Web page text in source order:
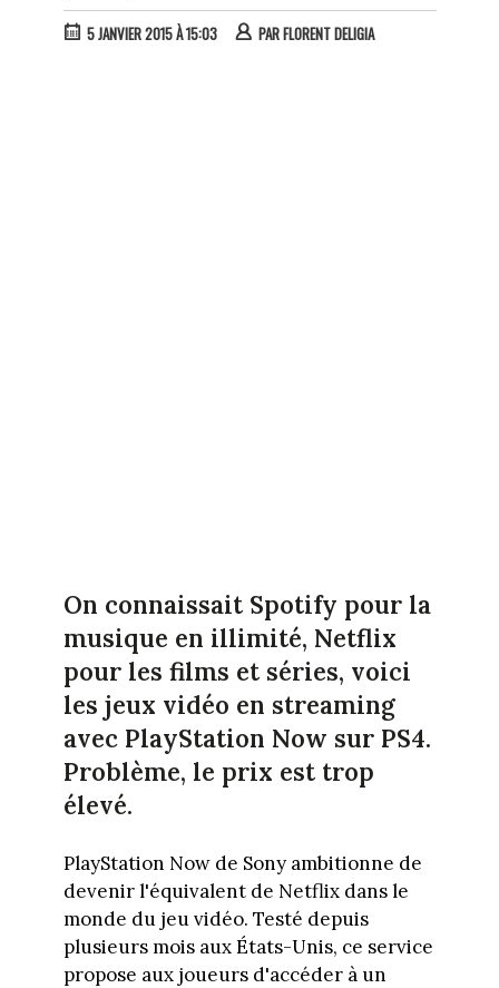
5 JANVIER 2015 À 15:03 PARFLORENT DELIGIA
On connaissait Spotify pour la
musique en illimité, Netflix
pour les films et séries, voici
les jeux vidéo en streaming
avec PlayStation Now sur PS4.
Problème, le prix est trop
élevé.
PlayStation Now de Sony ambitionne de
devenir l'équivalent de Netflix dans le
monde du jeu vidéo. Testé depuis
plusieurs mois aux États-Unis, ce service
propose aux joueurs d'accéder à un